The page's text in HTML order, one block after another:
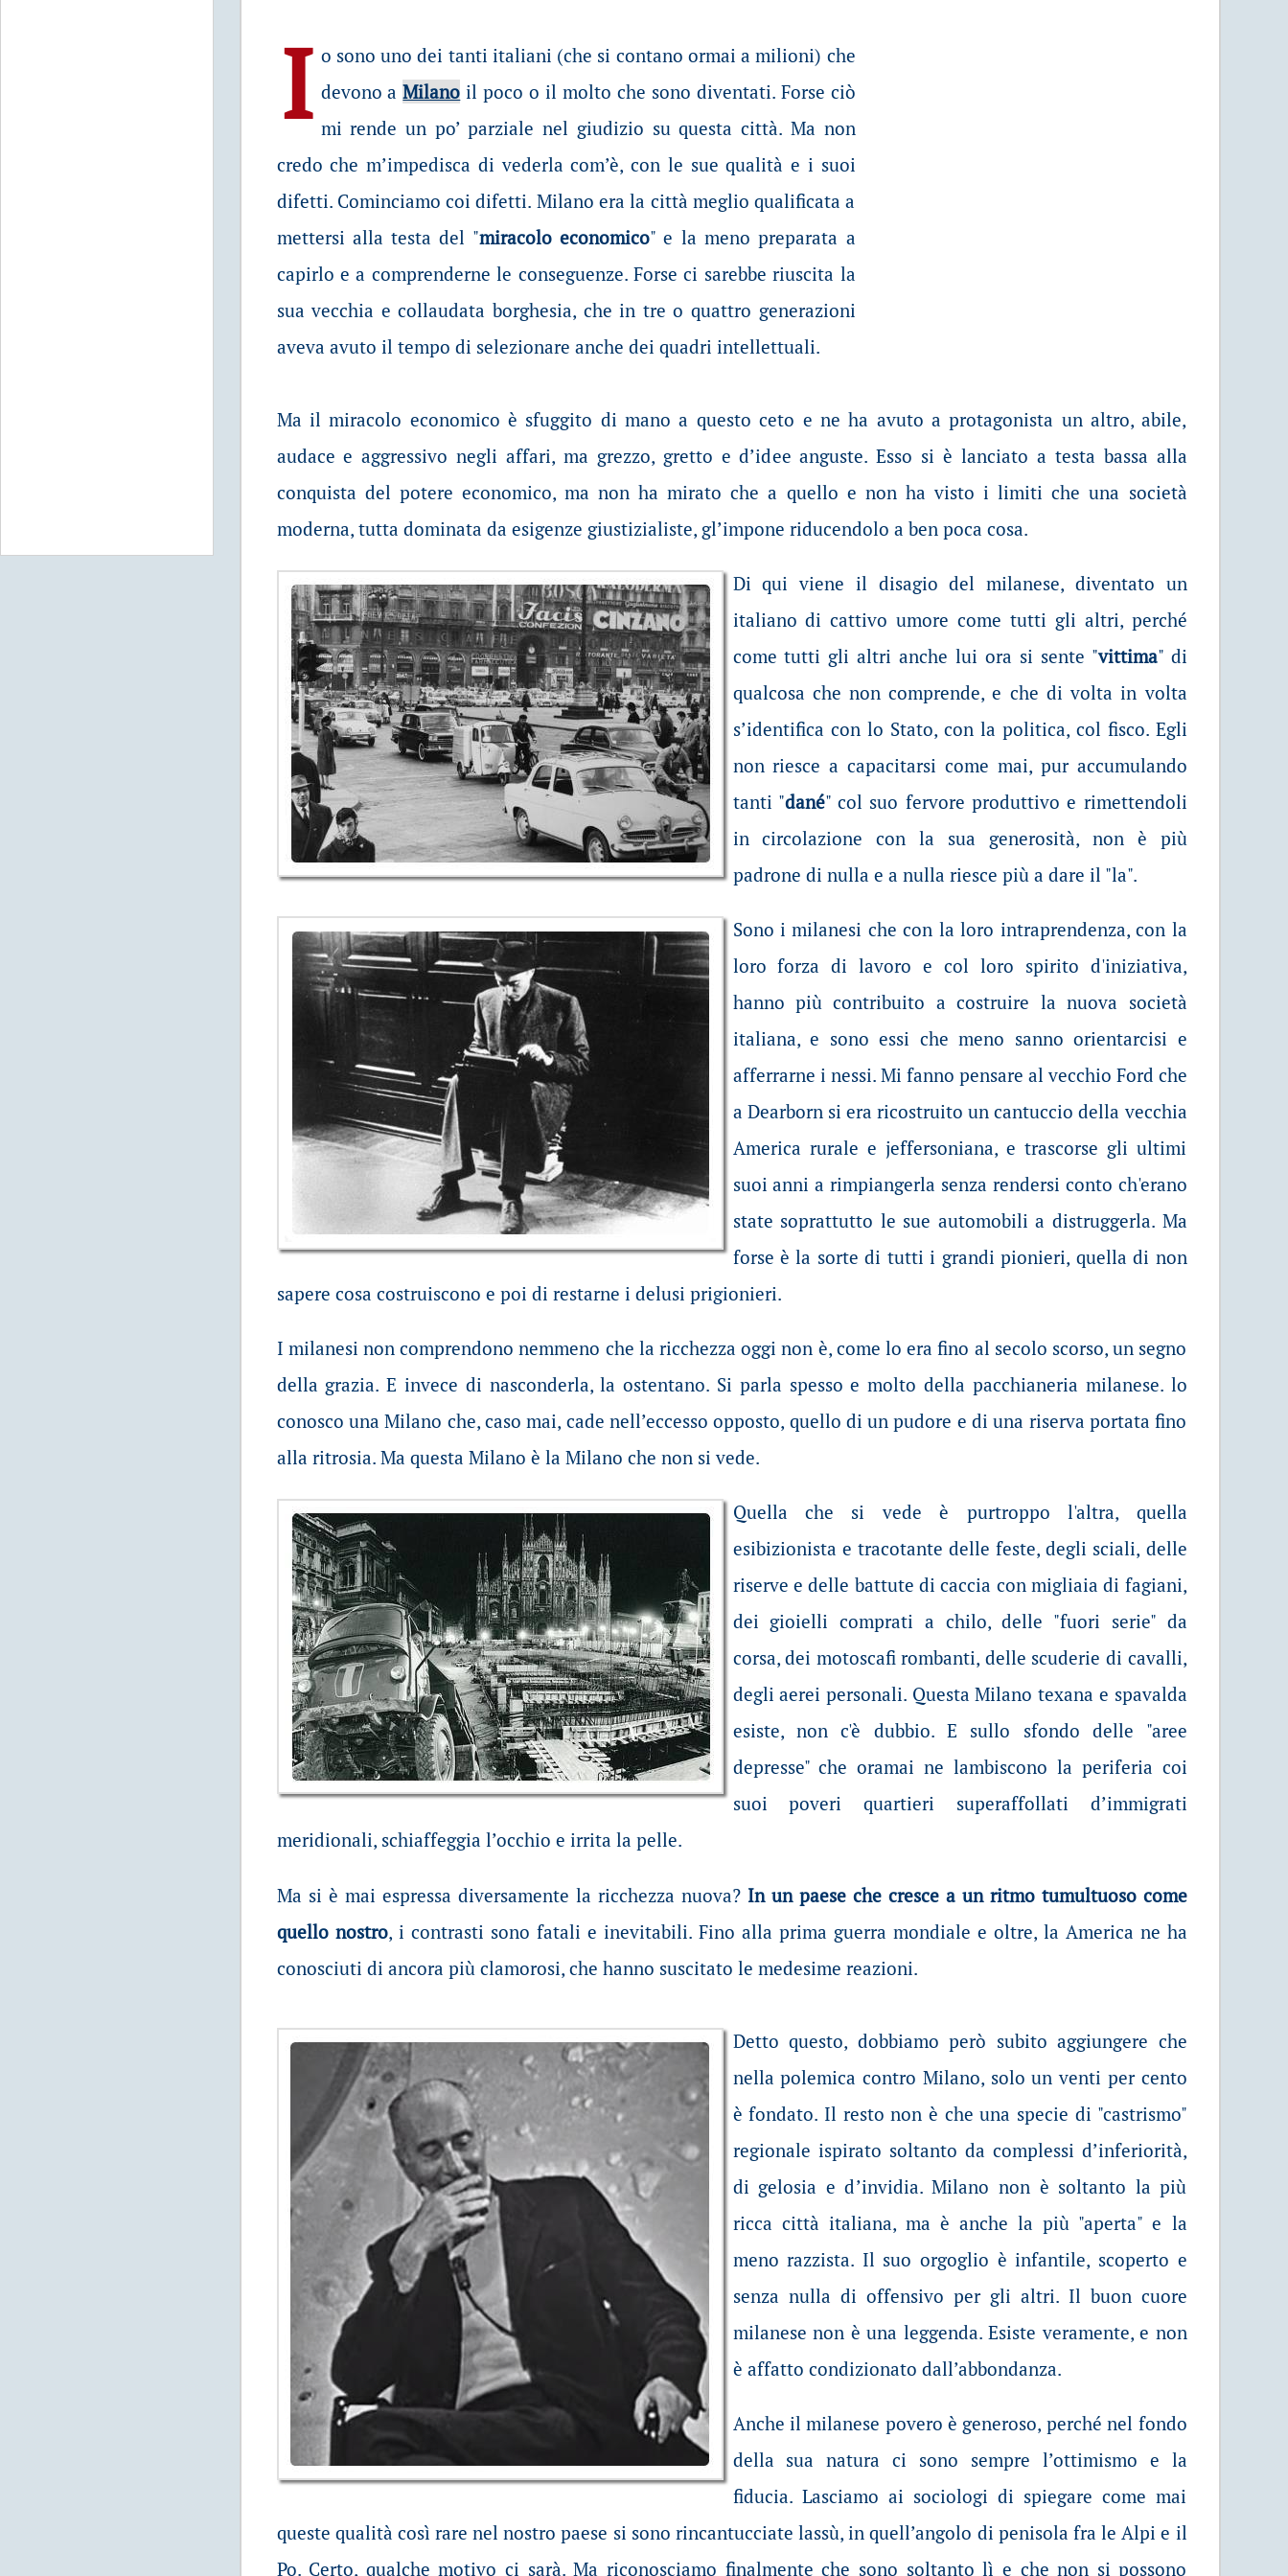
I o sono uno dei tanti italiani (che si contano ormai a milioni) che
devono aMilano il poco o il molto che sono diventati. Forse ciò
mi rende un po’ parziale nel giudizio su questa città. Ma non
credo che m’impedisca di vederla com’è, con le sue qualità e i suoi
difetti. Cominciamo coi difetti. Milano era la città meglio qualificata a
mettersi alla testa del "miracolo economico" e la meno preparata a
capirlo e a comprenderne le conseguenze. Forse ci sarebbe riuscita la
sua vecchia e collaudata borghesia, che in tre o quattro generazioni
aveva avuto il tempo di selezionare anche dei quadri intellettuali.
Ma il miracolo economico è sfuggito di mano a questo ceto e ne ha avuto a protagonista un altro, abile,
audace e aggressivo negli affari, ma grezzo, gretto e d’idee anguste. Esso si è lanciato a testa bassa alla
conquista del potere economico, ma non ha mirato che a quello e non ha visto i limiti che una società
moderna, tutta dominata da esigenze giustizialiste, gl’impone riducendolo a ben poca cosa.
Di qui viene il disagio del milanese, diventato un
italiano di cattivo umore come tutti gli altri, perché
come tutti gli altri anche lui ora si sente "vittima" di
qualcosa che non comprende, e che di volta in volta
s’identifica con lo Stato, con la politica, col fisco. Egli
non riesce a capacitarsi come mai, pur accumulando
tanti "dané" col suo fervore produttivo e rimettendoli
in circolazione con la sua generosità, non è più
padrone di nulla e a nulla riesce più a dare il "la".
Sono i milanesi che con la loro intraprendenza, con la
loro forza di lavoro e col loro spirito d'iniziativa,
hanno più contribuito a costruire la nuova società
italiana, e sono essi che meno sanno orientarcisi e
afferrarne i nessi. Mi fanno pensare al vecchio Ford che
a Dearborn si era ricostruito un cantuccio della vecchia
America rurale e jeffersoniana, e trascorse gli ultimi
suoi anni a rimpiangerla senza rendersi conto ch'erano
state soprattutto le sue automobili a distruggerla. Ma
forse è la sorte di tutti i grandi pionieri, quella di non
sapere cosa costruiscono e poi di restarne i delusi prigionieri.
I milanesi non comprendono nemmeno che la ricchezza oggi non è, come lo era fino al secolo scorso, un segno
della grazia. E invece di nasconderla, la ostentano. Si parla spesso e molto della pacchianeria milanese. lo
conosco una Milano che, caso mai, cade nell’eccesso opposto, quello di un pudore e di una riserva portata fino
alla ritrosia. Ma questa Milano è la Milano che non si vede.
Quella che si vede è purtroppo l'altra, quella
esibizionista e tracotante delle feste, degli sciali, delle
riserve e delle battute di caccia con migliaia di fagiani,
dei gioielli comprati a chilo, delle "fuori serie" da
corsa, dei motoscafi rombanti, delle scuderie di cavalli,
degli aerei personali. Questa Milano texana e spavalda
esiste, non c'è dubbio. E sullo sfondo delle "aree
depresse" che oramai ne lambiscono la periferia coi
suoi poveri quartieri superaffollati d’immigrati
meridionali, schiaffeggia l’occhio e irrita la pelle.
Ma si è mai espressa diversamente la ricchezza nuova? In un paese che cresce a un ritmo tumultuoso come
quello nostro, i contrasti sono fatali e inevitabili. Fino alla prima guerra mondiale e oltre, la America ne ha
conosciuti di ancora più clamorosi, che hanno suscitato le medesime reazioni.
Detto questo, dobbiamo però subito aggiungere che
nella polemica contro Milano, solo un venti per cento
è fondato. Il resto non è che una specie di "castrismo"
regionale ispirato soltanto da complessi d’inferiorità,
di gelosia e d’invidia. Milano non è soltanto la più
ricca città italiana, ma è anche la più "aperta" e la
meno razzista. Il suo orgoglio è infantile, scoperto e
senza nulla di offensivo per gli altri. Il buon cuore
milanese non è una leggenda. Esiste veramente, e non
è affatto condizionato dall’abbondanza.
Anche il milanese povero è generoso, perché nel fondo
della sua natura ci sono sempre l’ottimismo e la
fiducia. Lasciamo ai sociologi di spiegare come mai
queste qualità così rare nel nostro paese si sono rincantucciate lassù, in quell’angolo di penisola fra le Alpi e il
Po. Certo, qualche motivo ci sarà. Ma riconosciamo finalmente che sono soltanto lì e che non si possono